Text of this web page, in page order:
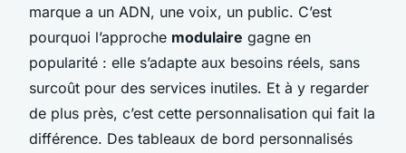
marque a un ADN, une voix, un public. C’est
pourquoi l’approche modulaire gagne en
popularité : elle s’adapte aux besoins réels, sans
surcoût pour des services inutiles. Et à y regarder
de plus près, c’est cette personnalisation qui fait la
différence. Des tableaux de bord personnalisés